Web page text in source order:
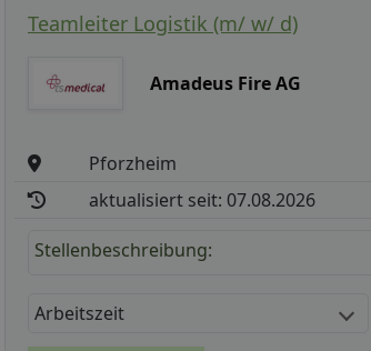
Teamleiter Logistik (m/ w/ d)
Amadeus Fire AG
Pforzheim
aktualisiert seit: 07.08.2026
Stellenbeschreibung:
Arbeitszeit